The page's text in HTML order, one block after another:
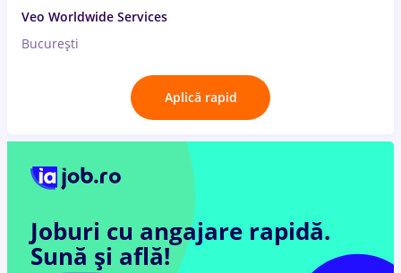
Veo Worldwide Services
București
Aplică rapid
Joburi cu angajare rapidă.
Sună și află!